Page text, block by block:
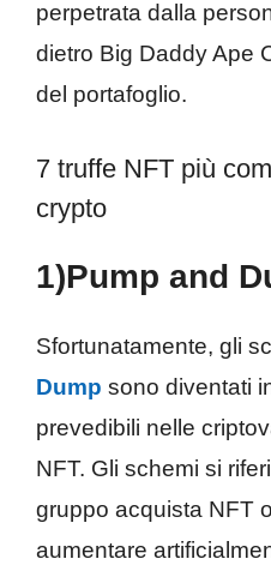
perpetrata dalla
dietro Big Daddy Ape
del portafoglio.
7 truffe NFT più
crypto
1)Pump and
Sfortunatamente, gli
Dump sono diventati
prevedibili nelle
NFT. Gli schemi si
gruppo acquista NFT
aumentare